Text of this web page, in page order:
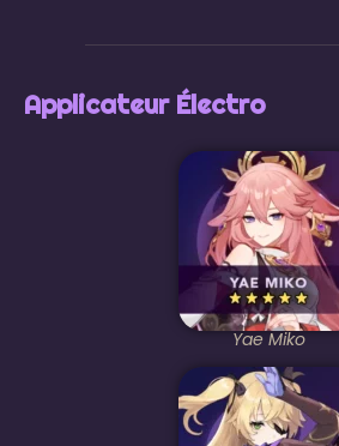
Applicateur Électro
Yae Miko